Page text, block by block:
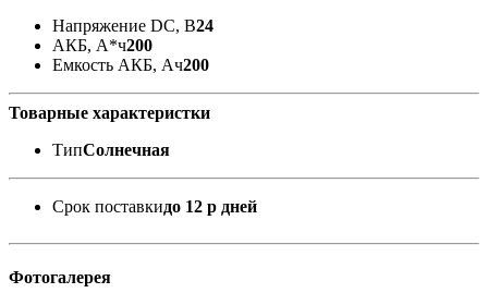
Напряжение DC, В24
АКБ, А*ч200
Емкость АКБ, Ач200
Товарные характеристки
ТипСолнечная
Срок поставкидо 12 р дней
Фотогалерея